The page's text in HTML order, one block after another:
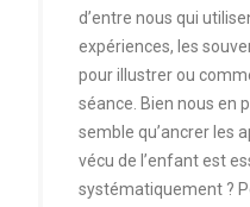
d’entre nous qui
expériences, les
pour illustrer ou
séance. Bien nous en
semble qu’ancrer les
vécu de l’enfant est
systématiquement ?